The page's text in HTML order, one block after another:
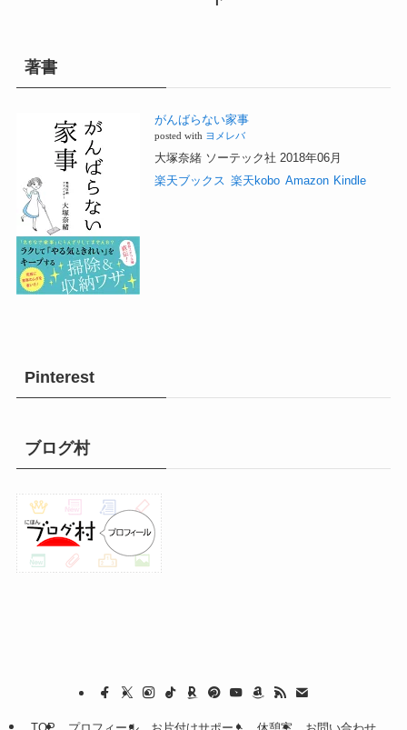
著書
がんばらない家事
posted with ヨメレバ
大塚奈緒 ソーテック社 2018年06月
楽天ブックス 楽天kobo Amazon Kindle
Pinterest
ブログ村